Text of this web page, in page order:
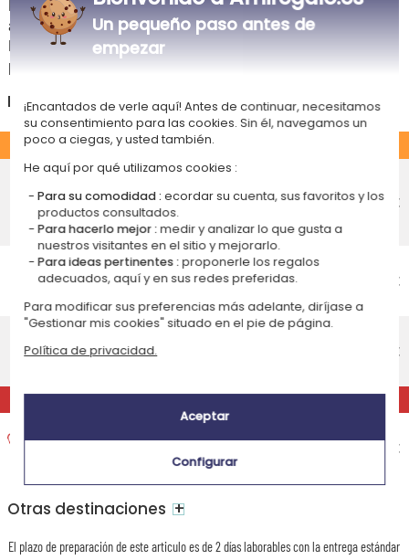
La estimación de la fecha de recepción y de los gastos de envío de este
articulo están indicados a continuación.
Las fechas estimadas a continuación se aplican para un pedido con
pago en tarjeta bancaria o PayPal.
España
ESTÁNDAR
Entrega económico en punto de
recogida
Recepción prevista el
Lunes 17 de agosto 2026
4,75 €
Entrega económico a domicilio
Recepción prevista el
Lunes 17 de agosto 2026
4,95 €
Entrega estándar a domicilio
Recepción prevista el
9,95 €
EXPRÉS
Entrega exprés a domicilio
Martes 11 de agosto 2026
14,95 €
Otras destinaciones +
El plazo de preparación de este articulo es de 2 días laborables con la entrega estándar
Un pequeño paso antes de
empezar
¡Encantados de verle aquí! Antes de continuar, necesitamos
su consentimiento para las cookies. Sin él, navegamos un
poco a ciegas, y usted también.
He aquí por qué utilizamos cookies :
Para su comodidad : ecordar su cuenta, sus favoritos y los
productos consultados.
Para hacerlo mejor :medir y analizar lo que gusta a
nuestros visitantes en el sitio y mejorarlo.
Para ideas pertinentes :proponerle los regalos
adecuados, aquí y en sus redes preferidas.
Para modificar sus preferencias más adelante, diríjase a
"Gestionar mis cookies" situado en el pie de página.
Política de privacidad.
Aceptar
Configurar